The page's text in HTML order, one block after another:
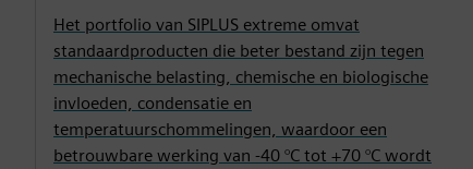
Het portfolio van SIPLUS extreme omvat
standaardproducten die beter bestand zijn tegen
mechanische belasting, chemische en biologische
invloeden, condensatie en
temperatuurschommelingen, waardoor een
betrouwbare werking van -40 °C tot +70 °C wordt